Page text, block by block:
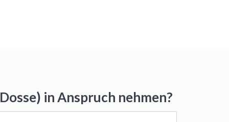
in Anspruch nehmen?